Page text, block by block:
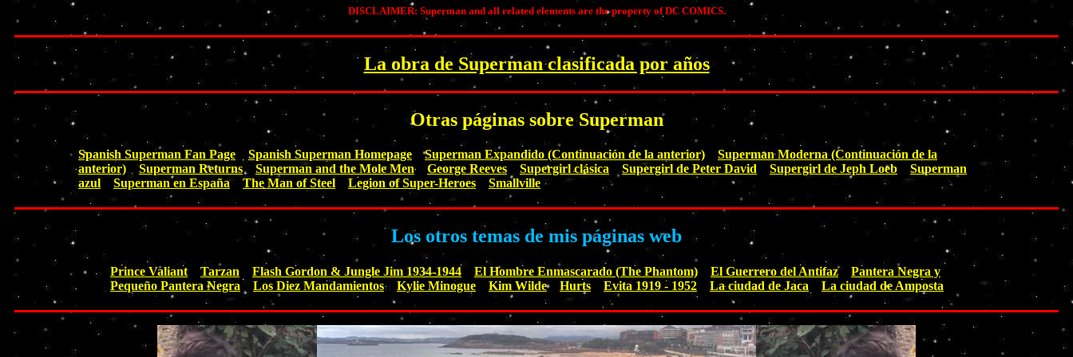
DISCLAIMER: Superman and all related elements are the property of DC COMICS.
La obra de Superman clasificada por años
Otras páginas sobre Superman
Spanish Superman Fan Page Spanish Superman Homepage Superman Expandido (Continuación de la anterior)
Superman Moderna (Continuación de la
anterior)
Superman Returns Superman and the Mole Men George Reeves Supergirl clásica Supergirl de Peter David Supergirl de Jeph Loeb
Superman
azul
Superman en España The Man of Steel Legion of Super-Heroes Smallville
Los otros temas de mis páginas web
Prince Valiant Tarzan Flash Gordon & Jungle Jim 1934-1944 El Hombre Enmascarado (The Phantom) El Guerrero del Antifaz
Pantera Negra y
Pequeño Pantera Negra
Los Diez Mandamientos Kylie Minogue Kim Wilde Hurts Evita 1919 - 1952 La ciudad de Jaca La ciudad de Amposta